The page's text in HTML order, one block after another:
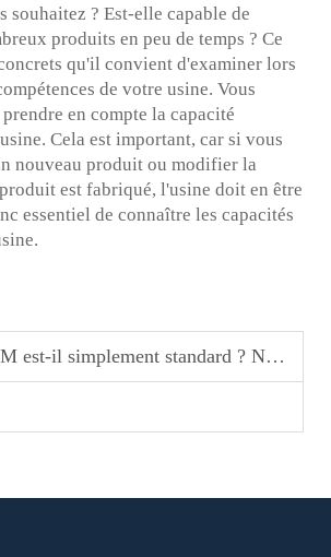
souhaitez ? Est-elle capable de
produits en peu de temps ? Ce
qu'il convient d'examiner lors
de votre usine. Vous
en compte la capacité
Cela est important, car si vous
nouveau produit ou modifier la
est fabriqué, l'usine doit en être
essentiel de connaître les capacités
standard ? Nous proposons également ces 5 services qui intéressent le plus les clients en gros !